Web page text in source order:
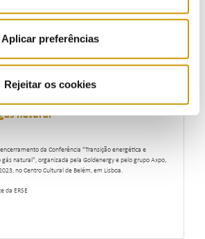
Aplicar preferências
Rejeitar os cookies
natural"
da Conferência "Transição energética e
natural", organizada pela Goldenergy e pelo grupo Axpo,
no Centro Cultural de Belém, em Lisboa.
da ERSE